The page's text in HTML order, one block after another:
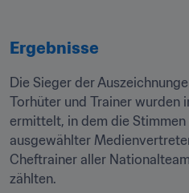
Ergebnisse
Die Sieger der
Torhüter und Trainer wurden
ermittelt, in dem die Stimmen
ausgewählter
Cheftrainer aller
zählten.